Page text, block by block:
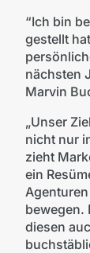
“Ich bin
gestellt
nächsten
Marvin
„Unser
nicht nur
zieht
ein
bewegen.
diesen